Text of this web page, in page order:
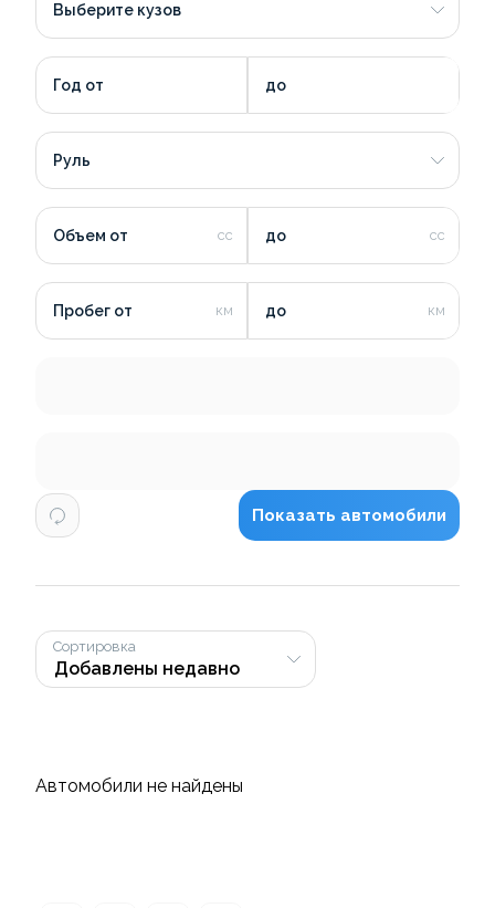
Выберите кузов
Год от до
Руль
Объем от до
Пробег от до
Показать автомобили
Сортировка
Автомобили не найдены